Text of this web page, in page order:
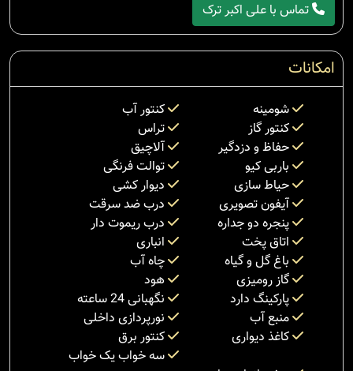
تماس با علی اکبر ترک
امکانات
شومینه
کنتور آب
کنتور گاز
تراس
حفاظ و دزدگیر
آلاچیق
باربی کیو
توالت فرنگی
حیاط سازی
دیوار کشی
آیفون تصویری
درب ضد سرقت
پنجره دو جداره
درب ریموت دار
اتاق پخت
انباری
باغ گل و گیاه
چاه آب
گاز رومیزی
هود
پارکینگ دارد
نگهبانی 24 ساعته
منبع آب
نورپردازی داخلی
کاغذ دیواری
کنتور برق
سه خواب یک خواب